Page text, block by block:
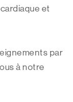
et
par
à notre